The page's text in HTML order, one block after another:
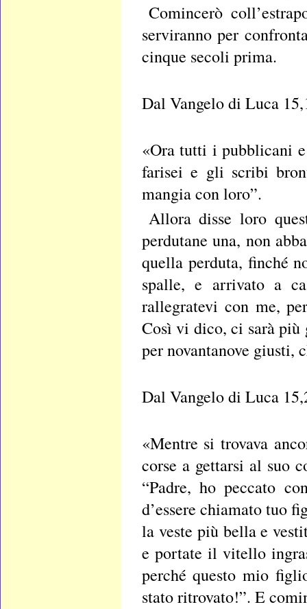
Comincerò
serviranno per
cinque secoli prima.
Dal Vangelo di Luca
«Ora tutti i pubblicani
farisei e gli scribi
mangia con loro”.
Allora disse loro
perdutane una, non
quella perduta, finché
spalle, e arrivato a
rallegratevi con me,
Così vi dico, ci sarà più
per novantanove giusti,
Dal Vangelo di Luca
«Mentre si trovava
corse a gettarsi al suo
“Padre, ho peccato
d’essere chiamato tuo
la veste più bella e
e portate il vitello
perché questo mio
stato ritrovato!”. E